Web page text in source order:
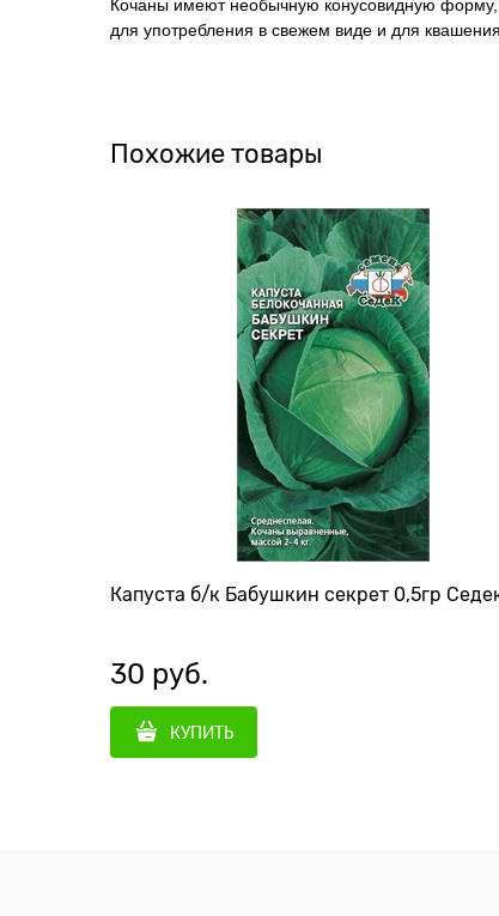
Кочаны имеют необычную конусовидную форму,
для употребления в свежем виде и для
Похожие товары
Капуста б/к Бабушкин секрет 0,5гр
30 руб.
КУПИТЬ